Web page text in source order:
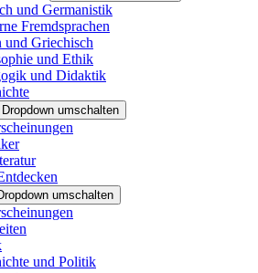
und Germanistik
Fremdsprachen
und Griechisch
und Ethik
und Didaktik
Dropdown umschalten
umschalten
und Politik